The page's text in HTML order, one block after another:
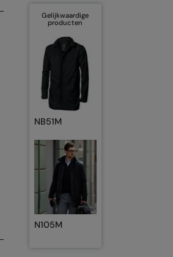
Gelijkwaardige
producten
NB51M
N105M